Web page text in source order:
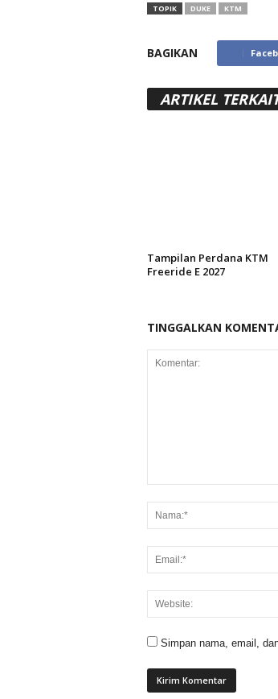
TOPIK DUKE KTM
BAGIKAN
ARTIKEL
Tampilan Perdana KTM
Freeride E 2027
TINGGALKAN
Simpan nama, email,